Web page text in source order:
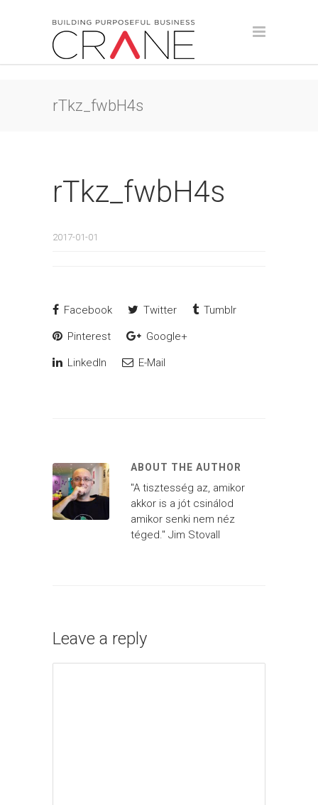
rTkz_fwbH4s
rTkz_fwbH4s
2017-01-01
Facebook Twitter Tumblr
Pinterest Google+
LinkedIn E-Mail
ABOUT THE AUTHOR
"A tisztesség az, amikor
akkor is a jót csinálod
amikor senki nem néz
téged." Jim Stovall
Leave a reply